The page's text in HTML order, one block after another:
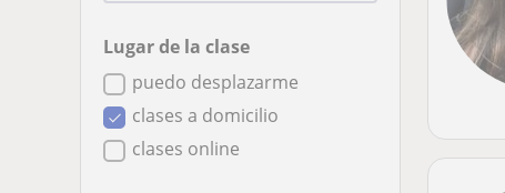
Lugar de la clase
puedo desplazarme
clases a domicilio
clases online